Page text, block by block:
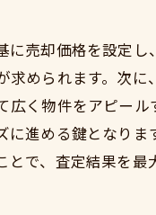
売却価格を設定し
められます。次に
く物件をアピール
進める鍵となりま
で、査定結果を最